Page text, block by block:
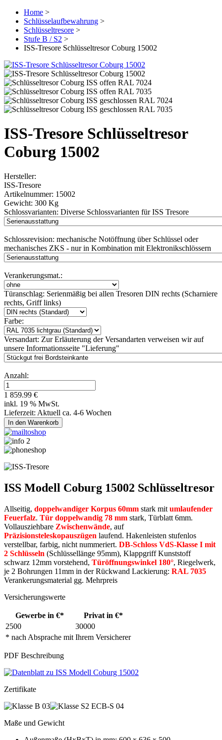
Home >
Schlüsselaufbewahrung >
Schlüsseltresore >
Stufe B / S2 >
ISS-Tresore Schlüsseltresor Coburg 15002
ISS-Tresore Schlüsseltresor
Coburg 15002
Hersteller:
ISS-Tresore
Artikelnummer: 15002
Gewicht: 300 Kg
Schlossvarianten: Diverse Schlossvarianten für ISS Tresore
Schlossrevision: mechanische Notöffnung über Schlüssel oder
mechanisches ZKS - nur in Kombination mit Elektronikschlössern
Verankerungsmat.:
Türanschlag: Serienmäßig bei allen Tresoren DIN rechts (Scharniere
rechts, Griff links)
Farbe:
Versandart: Zur Erläuterung der Versandarten verweisen wir auf
unsere Informationsseite "Lieferung"
Anzahl:
1 859.99 €
inkl. 19 % MwSt.
Lieferzeit: Aktuell ca. 4-6 Wochen
ISS Modell Coburg 15002 Schlüsseltresor
Allseitig, doppelwandiger Korpus 60mm stark mit umlaufender
Feuerfalz. Tür doppelwandig 78 mm stark, Türblatt 6mm.
Vollausziehbare Zwischenwände, auf
Präzisionsteleskopauszügen laufend. Hakenleisten stufenlos
verstellbar, farbig, nicht nummeriert. DB-Schloss VdS-Klasse I mit
2 Schlüsseln (Schlüssellänge 95mm), Klappgriff Kunststoff
schwarz 12mm vorstehend, Türöffnungswinkel 180°, Riegelwerk,
je 2 Bohrungen 11mm in der Rückwand Lackierung: RAL 7035
Verankerungsmaterial gg. Mehrpreis
Versicherungswerte
Gewerbe in €* Privat in €*
* nach Absprache mit Ihrem Versicherer
2500 30000
PDF Beschreibung
Zertifikate
Maße und Gewicht